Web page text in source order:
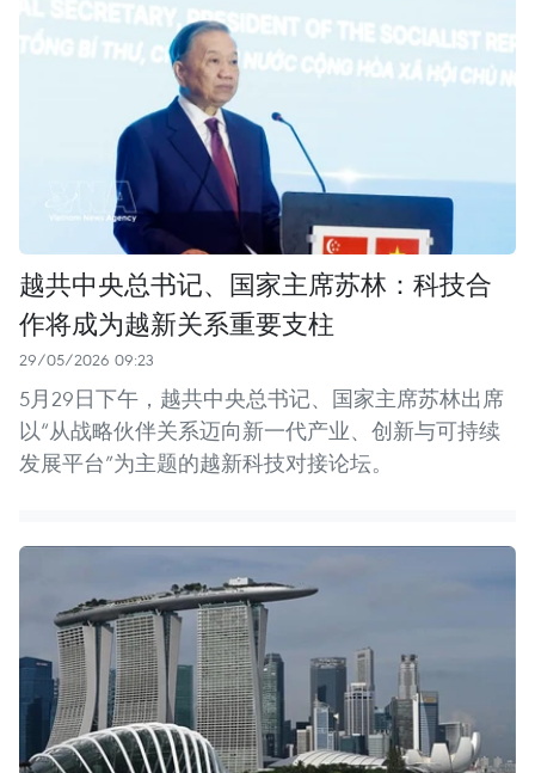
越共中央总书记、国家主席苏林：科技合
作将成为越新关系重要支柱
29/05/2026 09:23
5月29日下午，越共中央总书记、国家主席苏林出席
以“从战略伙伴关系迈向新一代产业、创新与可持续
发展平台”为主题的越新科技对接论坛。